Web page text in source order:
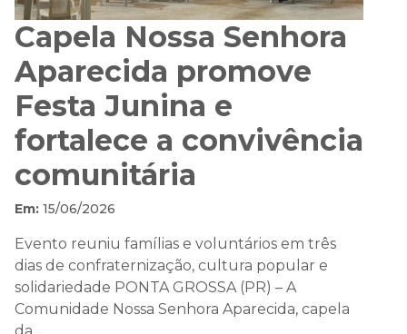
Capela Nossa Senhora
Aparecida promove
Festa Junina e
fortalece a convivência
comunitária
Em: 15/06/2026
Evento reuniu famílias e voluntários em três
dias de confraternização, cultura popular e
solidariedade PONTA GROSSA (PR) – A
Comunidade Nossa Senhora Aparecida, capela